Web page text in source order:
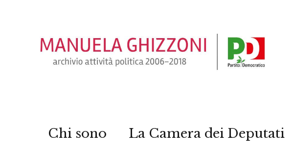
Chi sono La Camera dei Deputati